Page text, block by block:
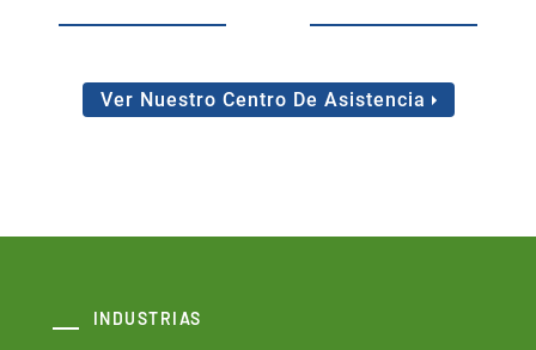
Ver Nuestro Centro De Asistencia
INDUSTRIAS